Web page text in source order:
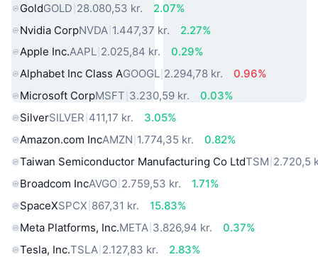
GoldGOLD 28.080,53 kr.
2.07%
Nvidia CorpNVDA 1.447,37 kr.
2.27%
Apple Inc.AAPL 2.025,84 kr.
0.29%
Alphabet Inc Class AGOOGL 2.294,78 kr.
0.96%
Microsoft CorpMSFT 3.230,59 kr.
0.03%
SilverSILVER 411,17 kr.
3.05%
Amazon.com IncAMZN 1.774,35 kr.
0.82%
Taiwan Semiconductor Manufacturing Co LtdTSM 2.720,5
Broadcom IncAVGO 2.759,53 kr.
1.71%
SpaceXSPCX 867,31 kr.
15.83%
Meta Platforms, Inc.META 3.826,94 kr.
0.37%
Tesla, Inc.TSLA 2.127,83 kr.
2.83%